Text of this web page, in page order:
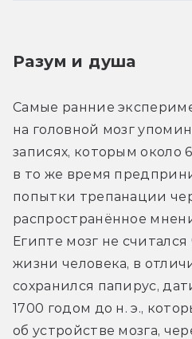
Разум и душа
Самые ранние
на головной мозг
записях, которым около
в то же время
попытки трепанации
распространённое
Египте мозг не
жизни человека, в
сохранился папирус,
1700 годом до н. э.,
об устройстве мозга,